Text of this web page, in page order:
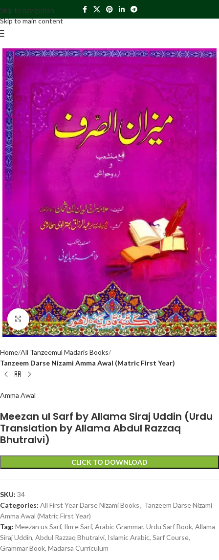
Skip to navigation
Skip to main content
Click to enlarge
Home All Tanzeemul Madaris Books
Tanzeem Darse Nizami Amma Awal (Matric First Year)
Amma Awal
Meezan ul Sarf by Allama Siraj Uddin (Urdu
Translation by Allama Abdul Razzaq
Bhutralvi)
CLICK TO DOWNLOAD
SKU: 34
Categories: All First Year Darse Nizami Books, Tanzeem Darse Nizami
Amma Awal (Matric First Year)
Tag: Meezan us Sarf, Ilm e Sarf, Arabic Grammar, Urdu Sarf Book, Allama
Siraj Uddin, Abdul Razzaq Bhutralvi, Islamic Arabic, Sarf Course,
Grammar Book, Madarsa Curriculum